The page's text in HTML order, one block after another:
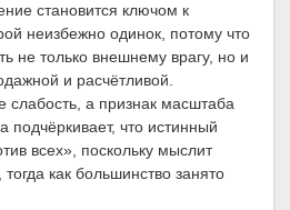
становится ключом к
неизбежно одинок, потому что
не только внешнему врагу, но и
и расчётливой.
слабость, а признак масштаба
подчёркивает, что истинный
всех», поскольку мыслит
как большинство занято